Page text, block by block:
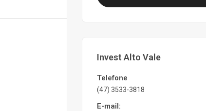
Invest Alto Vale
Telefone
(47) 3533-3818
E-mail: